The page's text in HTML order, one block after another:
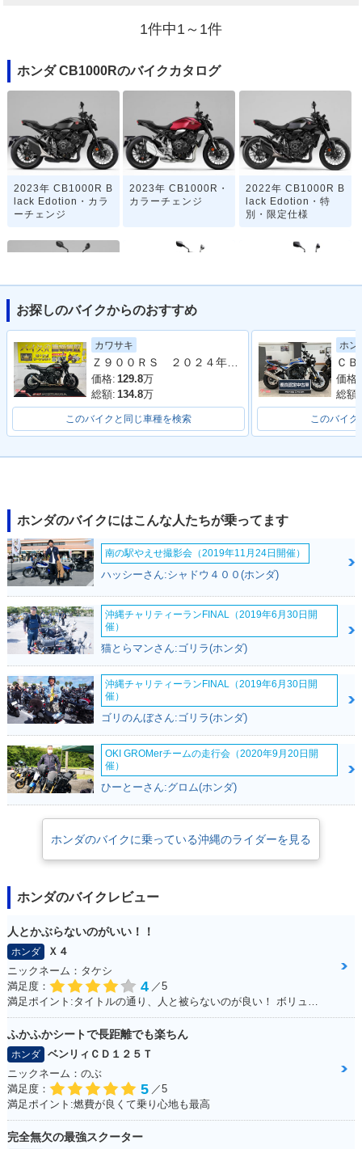
1件中1～1件
ホンダ CB1000Rのバイクカタログ
2023年 CB1000R B
lack Edotion・カラ
ーチェンジ
2023年 CB1000R・
カラーチェンジ
2022年 CB1000R B
lack Edotion・特
別・限定仕様
2021年 CB1000R・
マイナーチェンジ
2021年 CB1000R B
lack Edotion・特
別・限定仕様
2018年 CB1000R・
フルモデルチェンジ
2015年 CB1000R A
BS
2015年 CB1000R
2014年 CB1000R
2008年 CB1000R・
お探しのバイクからのおすすめ
カワサキ
Ｚ９００ＲＳ ２０２４年モデル 社外フルエキマフラー フェンダーレス ラジエーターカバー タンデムバー シート カスタム多数
価格: 129.8万
総額: 134.8万
このバイクと同じ車種を検索
ホン
価格:
総額:
このバイク
ホンダのバイクにはこんな人たちが乗ってます
南の駅やえせ撮影会（2019年11月24日開催）
ハッシーさん:シャドウ４００(ホンダ)
沖縄チャリティーランFINAL（2019年6月30日開
催）
猫とらマンさん:ゴリラ(ホンダ)
沖縄チャリティーランFINAL（2019年6月30日開
催）
ゴリのんぼさん:ゴリラ(ホンダ)
OKI GROMerチームの走行会（2020年9月20日開
催）
ひーとーさん:グロム(ホンダ)
ホンダのバイクに乗っている沖縄のライダーを見る
ホンダのバイクレビュー
人とかぶらないのがいい！！
ホンダ
Ｘ４
ニックネーム：タケシ
満足度：
4 ／5
満足ポイント:タイトルの通り、人と被らないのが良い！ ボリューム感も気に入っています！
ふかふかシートで長距離でも楽ちん
ホンダ
ベンリィＣＤ１２５Ｔ
ニックネーム：のぶ
満足度：
5 ／5
満足ポイント:燃費が良くて乗り心地も最高
完全無欠の最強スクーター